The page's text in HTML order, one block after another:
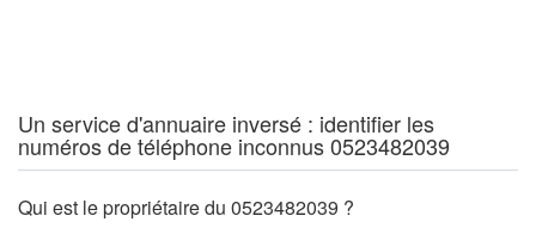
Un service d'annuaire inversé : identifier les
numéros de téléphone inconnus 0523482039
Qui est le propriétaire du 0523482039 ?